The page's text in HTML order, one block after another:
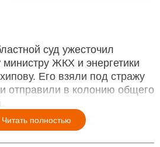
суд ужесточил
ЖКХ и энергетики
Его взяли под стражу
отправили в колонию общего
Читать полностью